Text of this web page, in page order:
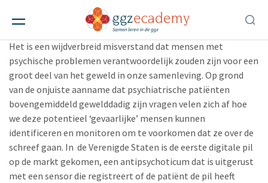
Het digitale asiel
Alle berichten• 20 september 2019
Het is een wijdverbreid misverstand dat mensen met
psychische problemen verantwoordelijk zouden zijn voor een
groot deel van het geweld in onze samenleving. Op grond
van de onjuiste aanname dat psychiatrische patiënten
bovengemiddeld gewelddadig zijn vragen velen zich af hoe
we deze potentieel ‘gevaarlijke’ mensen kunnen
identificeren en monitoren om te voorkomen dat ze over de
schreef gaan. In de Verenigde Staten is de eerste digitale pil
op de markt gekomen, een antipsychoticum dat is uitgerust
met een sensor die registreert of de patiënt de pil heeft